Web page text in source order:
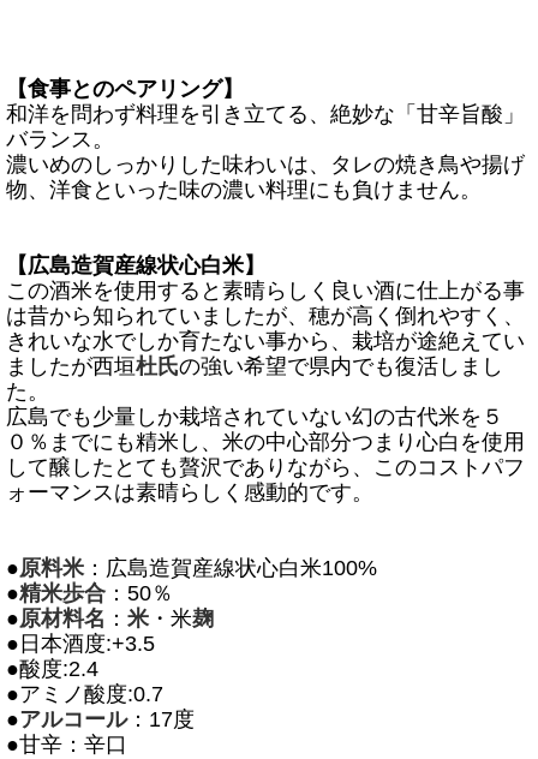
【食事とのペアリング】
和洋を問わず料理を引き立てる、絶妙な「甘辛旨酸」
バランス。
濃いめのしっかりした味わいは、タレの焼き鳥や揚げ
物、洋食といった味の濃い料理にも負けません。
【広島造賀産線状心白米】
この酒米を使用すると素晴らしく良い酒に仕上がる事
は昔から知られていましたが、穂が高く倒れやすく、
きれいな水でしか育たない事から、栽培が途絶えてい
ましたが西垣杜氏の強い希望で県内でも復活しまし
た。
広島でも少量しか栽培されていない幻の古代米を５
０％までにも精米し、米の中心部分つまり心白を使用
して醸したとても贅沢でありながら、このコストパフ
ォーマンスは素晴らしく感動的です。
●原料米：広島造賀産線状心白米100%
●精米歩合 ：50％
●原材料名 ： 米・米麹
●日本酒度:+3.5
●酸度:2.4
●アミノ酸度:0.7
●アルコール：17度
●甘辛：辛口